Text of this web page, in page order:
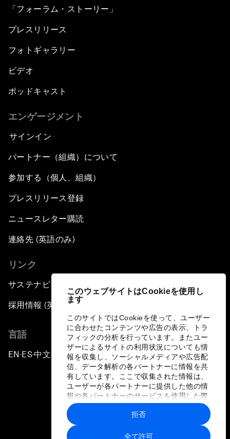
このウェブサイトはCookieを使用し
ます
このサイトではCookieを使って、ユーザー
に合わせたコンテンツや広告の表示、トラ
フィックの分析を行っています。またユー
ザーによるサイトの利用状況についても情
報を収集し、ソーシャルメディアや広告配
信、データ解析の各パートナーに情報を共
有しています。ここで収集された情報は、
ユーザーが各パートナーに提供した他の情
報や各パートナーのサービスを使用した際
に収集された情報と組み合わされ、各パー
トナーによって使用されることがありま
す。
全て許可
拒否
「フォーラム・ストーリー」
プレスリリース
フォトギャラリー
ビデオ
ポッドキャスト
エンゲージメント
サインイン
パートナー（組織）について
参加する（個人、組織）
プレスリリース登録
ニュースレター購読
連絡先 (英語のみ)
リンク
サステナビリティへの取り組み
採用情報 (英語のみ)
言語
EN ▪ES▪中文▪ 日本語
プライバシーポリシーと利用規約